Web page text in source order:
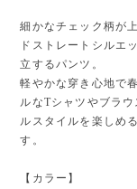
細かなチェック柄が
ドストレートシルエ
立するパンツ。
軽やかな穿き心地で
ルなTシャツやブラ
ルスタイルを楽しめ
す。
【カラー】